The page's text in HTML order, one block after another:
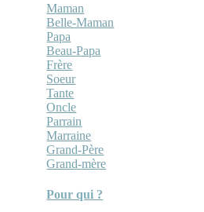
Maman
Belle-Maman
Papa
Beau-Papa
Frère
Soeur
Tante
Oncle
Parrain
Marraine
Grand-Père
Grand-mère
Pour qui ?